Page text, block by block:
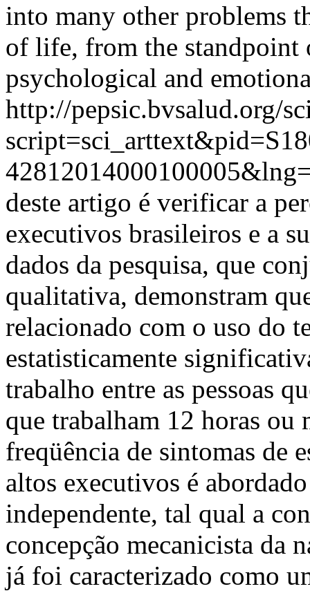
into many other problems
of life, from the standpoint
psychological and
http://pepsic.bvsalud.org/
deste artigo é verificar a
executivos brasileiros e a
dados da pesquisa, que
qualitativa, demonstram
relacionado com o uso do
estatisticamente
trabalho entre as pessoas
que trabalham 12 horas ou
freqüência de sintomas de
altos executivos é
independente, tal qual a
concepção mecanicista da
já foi caracterizado como